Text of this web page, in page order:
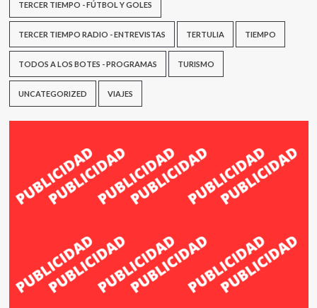
TERCER TIEMPO - FÚTBOL Y GOLES
TERCER TIEMPO RADIO - ENTREVISTAS TERTULIA TIEMPO
TODOS A LOS BOTES - PROGRAMAS TURISMO
UNCATEGORIZED VIAJES